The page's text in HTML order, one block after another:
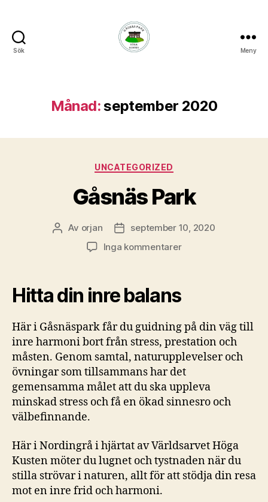
Sök Meny
Månad:september 2020
Kategorier
UNCATEGORIZED
Gåsnäs Park
Inläggsförfattare
Av orjan Inläggsdatum
september 10, 2020
Inga kommentarertill
Hitta din inre balans
Här i Gåsnäspark får du guidning på din väg till
inre harmoni bort från stress, prestation och
måsten. Genom samtal, naturupplevelser och
övningar som tillsammans har det
gemensamma målet att du ska uppleva
minskad stress och få en ökad sinnesro och
välbefinnande.
Här i Nordingrå i hjärtat av Världsarvet Höga
Kusten möter du lugnet och tystnaden när du
stilla strövar i naturen, allt för att stödja din resa
mot en inre frid och harmoni.